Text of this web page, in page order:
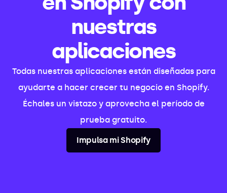
nuestras
aplicaciones
Todas nuestras aplicaciones están diseñadas para
ayudarte a hacer crecer tu negocio en Shopify.
Échales un vistazo y aprovecha el período de
prueba gratuito.
Impulsa mi Shopify